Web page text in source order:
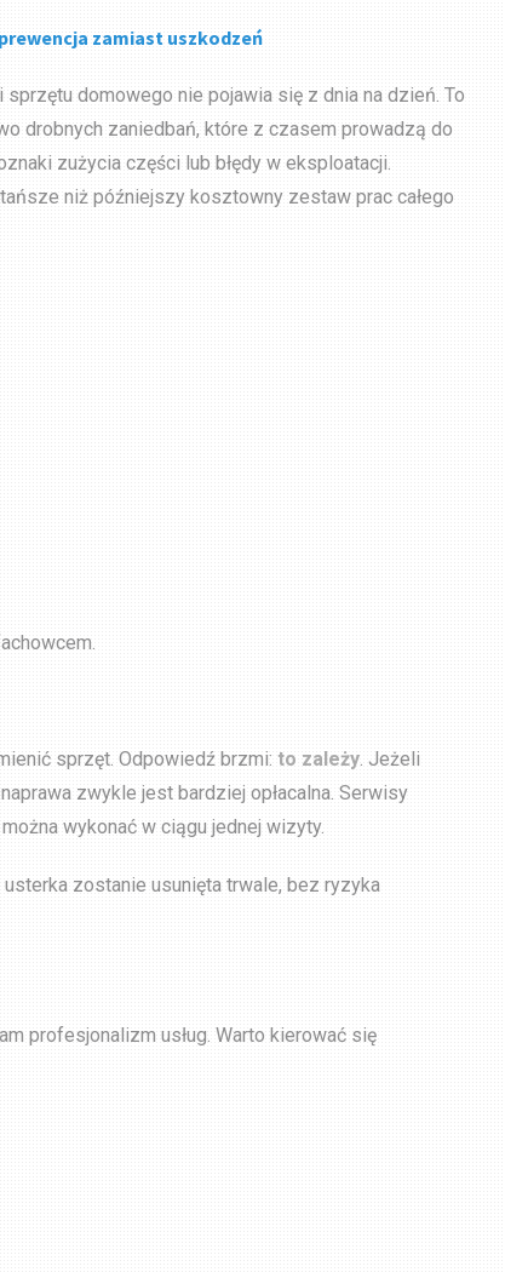
zamiast uszkodzeń
domowego nie pojawia się z dnia na dzień. To
drobnych zaniedbań, które z czasem prowadzą do
zużycia części lub błędy w eksploatacji.
niż późniejszy kosztowny zestaw prac całego
sprzęt. Odpowiedź brzmi: to zależy. Jeżeli
zwykle jest bardziej opłacalna. Serwisy
wykonać w ciągu jednej wizyty.
zostanie usunięta trwale, bez ryzyka
profesjonalizm usług. Warto kierować się